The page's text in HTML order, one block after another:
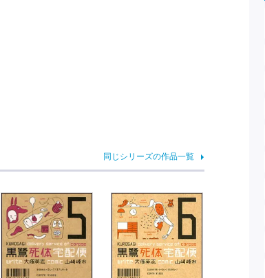
同じシリーズの作品一覧